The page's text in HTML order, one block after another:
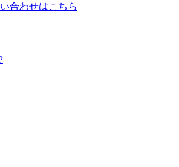
合わせはこちら